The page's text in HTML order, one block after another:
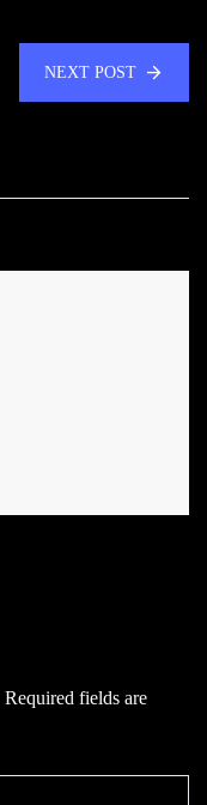
NEXT POST
Required fields are